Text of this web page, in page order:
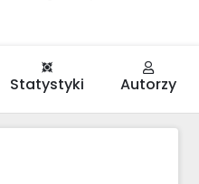
Statystyki Autorzy